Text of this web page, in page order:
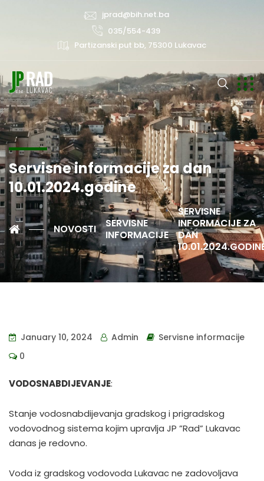
jprad@bih.net.ba
035/554-439
Partizanski put bb, 75300 Lukavac
Servisne informacije za dan
10.01.2024.godine
NOVOSTI
SERVISNE
INFORMACIJE
SERVISNE
INFORMACIJE ZA
DAN
January 10, 2024 Admin
Servisne informacije
0
VODOSNABDIJEVANJE:
Stanje vodosnabdijevanja gradskog i prigradskog
vodovodnog sistema kojim upravlja JP ”Rad” Lukavac
danas je redovno.
Voda iz gradskog vodovoda Lukavac ne zadovoljava